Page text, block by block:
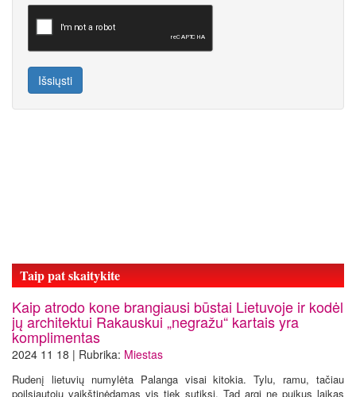
Išsiųsti
Taip pat skaitykite
Kaip atrodo kone brangiausi būstai Lietuvoje ir kodėl
jų architektui Rakauskui „negražu“ kartais yra
komplimentas
2024 11 18 | Rubrika: Miestas
Rudenį lietuvių numylėta Palanga visai kitokia. Tylu, ramu, tačiau
poilsiautojų vaikštinėdamas vis tiek sutiksi. Tad argi ne puikus laikas